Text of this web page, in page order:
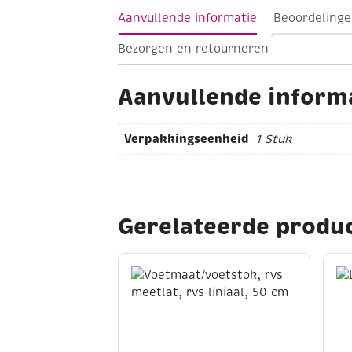
apparaat, bovendeel ommanteld met
Gewicht: ca. 350 g
Aanvullende informatie
Bezorgen en retourneren
Aanvullende
Verpakkingseenheid 1 Stuk
Gerelateerde